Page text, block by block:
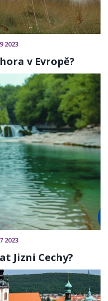
2023
v Evropě?
2023
Jizni Cechy?